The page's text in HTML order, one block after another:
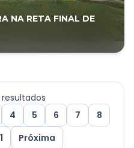
NA RETA FINAL DE
resultados
4 5 6 7
8
Próxima